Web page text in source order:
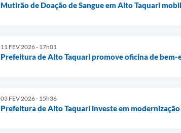
Mutirão de Doação de Sangue em Alto Taquari
11 FEV 2026 - 17h01
Prefeitura de Alto Taquari promove oficina de
03 FEV 2026 - 15h36
Prefeitura de Alto Taquari investe em